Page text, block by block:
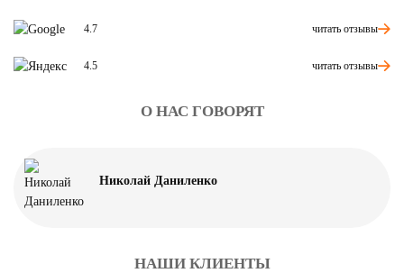
4.7 читать отзывы
4.5 читать отзывы
О НАС ГОВОРЯТ
Николай Даниленко
НАШИ КЛИЕНТЫ